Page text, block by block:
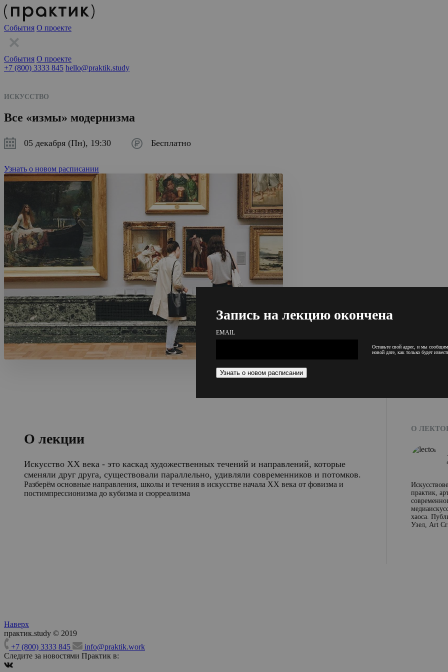
События О проекте
События О проекте
+7 (800) 3333 845 hello@praktik.study
ИСКУССТВО
Все «измы» модернизма
05 декабря (Пн), 19:30 Бесплатно
Узнать о новом расписании
О лекции
Искусство ХХ века - это каскад художественных течений и направлений, которые
сменяли друг друга, существовали параллельно, удивляли современников и потомков.
Разберём основные направления, школы и течения в искусстве начала XX века от фовизма и
постимпрессионизма до кубизма и сюрреализма
О
практик,
хаоса.
Узел, Art
Запись на лекцию окончена
EMAIL
Оставьте свой адрес, и мы
новой дате, как только будет
Наверх
практик.study © 2019
+7 (800) 3333 845
info@praktik.work
Следите за новостями Практик в: